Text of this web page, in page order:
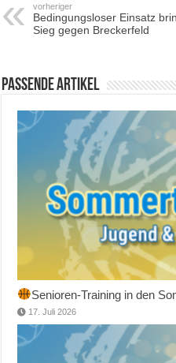
vorheriger
Bedingungsloser Einsatz
Sieg gegen Breckerfeld
Passende Artikel
Senioren-Training in den
17. Juli 2026